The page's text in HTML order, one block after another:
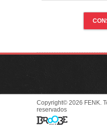
Copyright© 2026 FENK.
reservados